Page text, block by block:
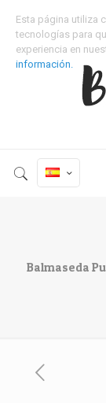
Balmaseda
Esta página utiliza
tecnologías para
experiencia en
información.